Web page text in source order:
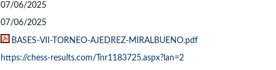
07/06/2025
07/06/2025
BASES-VII-TORNEO-AJEDREZ-MIRALBUENO.pdf
https://chess-results.com/Tnr1183725.aspx?lan=2